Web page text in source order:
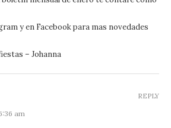
y en Facebook para mas novedades
– Johanna
am
REPLY